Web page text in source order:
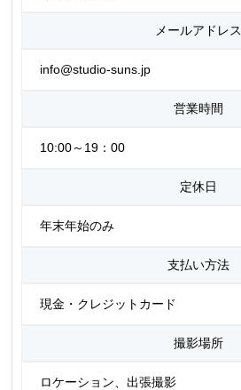
メールアドレス
info@studio-suns.jp
営業時間
10:00～19：00
定休日
年末年始のみ
支払い方法
現金・クレジットカード
撮影場所
ロケーション、出張撮影